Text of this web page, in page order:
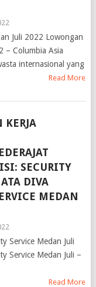
Juli 2022 Lowongan
– Columbia Asia
internasional yang
Read More
KERJA
SECURITY
DIVA
MEDAN
Service Medan Juli
Service Medan Juli –
Read More